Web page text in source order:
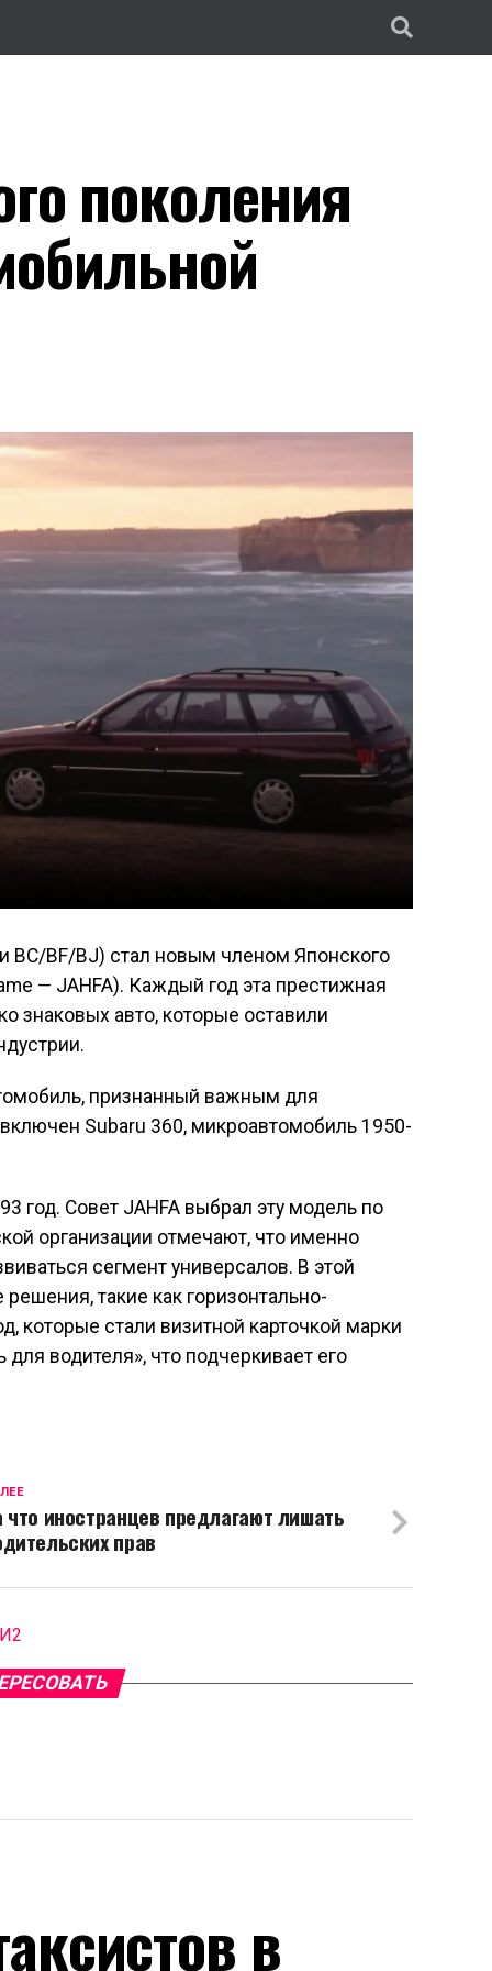
поколения
BC/BF/BJ) стал новым членом Японского
— JAHFA). Каждый год эта престижная
знаковых авто, которые оставили
признанный важным для
Subaru 360, микроавтомобиль 1950-
год. Совет JAHFA выбрал эту модель по
организации отмечают, что именно
сегмент универсалов. В этой
такие как горизонтально-
которые стали визитной карточкой марки
водителя», что подчеркивает его
что иностранцев предлагают лишать
прав
в